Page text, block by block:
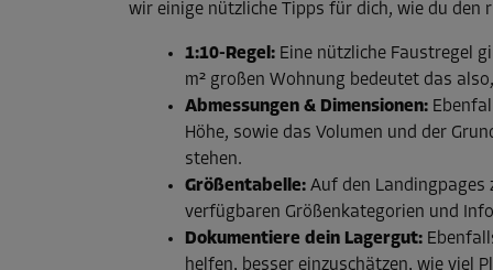
wir einige nützliche Tipps für dich, wie du
1:10-Regel: Eine nützliche Faustregel
m² großen Wohnung bedeutet das
Abmessungen & Dimensionen:
Höhe, sowie das Volumen und der
stehen.
Größentabelle: Auf den Landingpages
verfügbaren Größenkategorien und
Dokumentiere dein Lagergut:
helfen, besser einzuschätzen, wie viel